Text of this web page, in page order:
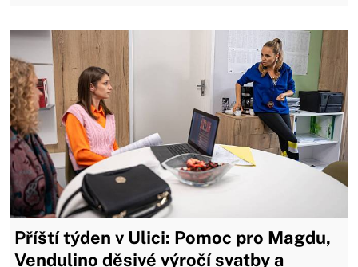
Příští týden v Ulici: Pomoc pro Magdu,
Vendulino děsivé výročí svatby a